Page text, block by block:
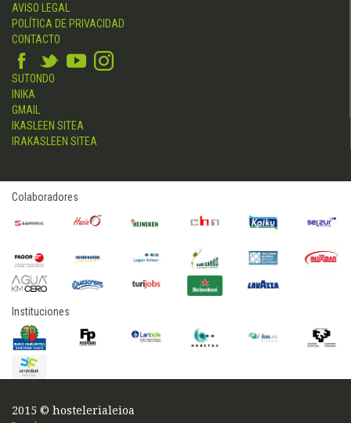
AVISO LEGAL
POLÍTICA DE PRIVACIDAD
CONTACTO
SUTONDO
INIKA
GMAIL
IKASLEEN SITEA
IRAKASLEEN SITEA
Colaboradores
Instituciones
2015 © hostelerialeioa